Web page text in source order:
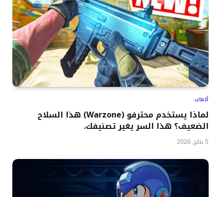
ألعاب
لماذا يستخدم محترفو (Warzone) هذا السلاح
الضعيف؟ هذا السر يغير تصنيفك.
5 يناير, 2026